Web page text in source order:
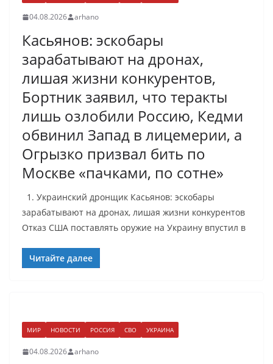
04.08.2026 arhano
Касьянов: эскобары
зарабатывают на дронах,
лишая жизни конкурентов,
Бортник заявил, что теракты
лишь озлобили Россию, Кедми
обвинил Запад в лицемерии, а
Огрызко призвал бить по
Москве «пачками, по сотне»
1. Украинский дронщик Касьянов: эскобары
зарабатывают на дронах, лишая жизни конкурентов
Отказ США поставлять оружие на Украину впустил в
Читайте далее
МИР НОВОСТИ РОССИЯ СВО УКРАИНА
04.08.2026 arhano